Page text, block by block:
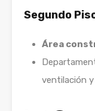
Segundo
Área
ventilación